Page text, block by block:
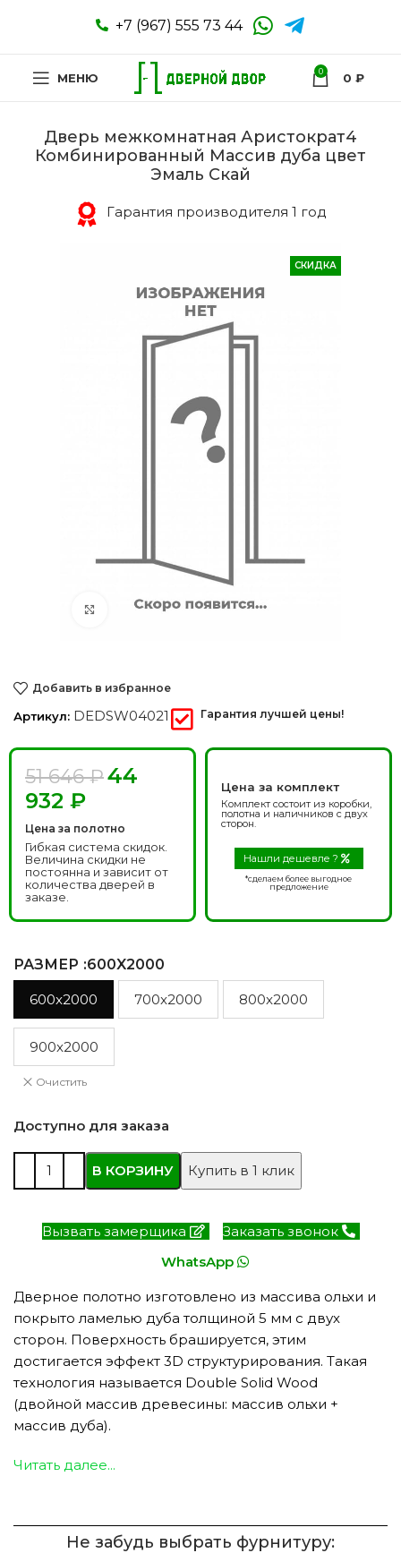
+7 (967) 555 73 44
МЕНЮ 0 0 ₽
Дверь межкомнатная Аристократ4
Комбинированный Массив дуба цвет
Эмаль Скай
Гарантия производителя 1 год
СКИДКА
Нажмите, чтобы увеличить
Добавить в избранное
Артикул: DEDSW04021 Гарантия лучшей цены!
51 646₽44
932 ₽
Цена за полотно
Гибкая система скидок.
Величина скидки не
постоянна и зависит от
количества дверей в
заказе.
Цена за комплект
Комплект состоит из коробки,
полотна и наличников с двух
сторон.
Нашли дешевле ?
*сделаем более выгодное
предложение
РАЗМЕР :600X2000
600x2000 700x2000 800x2000
900x2000
Очистить
Доступно для заказа
В КОРЗИНУ Купить в 1 клик
Вызвать замерщика
Заказать звонок
WhatsApp
Дверное полотно изготовлено из массива ольхи и
покрыто ламелью дуба толщиной 5 мм с двух
сторон. Поверхность брашируется, этим
достигается эффект 3D структурирования. Такая
технология называется Double Solid Wood
(двойной массив древесины: массив ольхи +
массив дуба).
Читать далее...
Не забудь выбрать фурнитуру: